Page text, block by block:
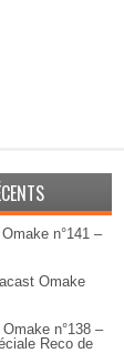
n°141 –
Omake
n°138 –
Reco de